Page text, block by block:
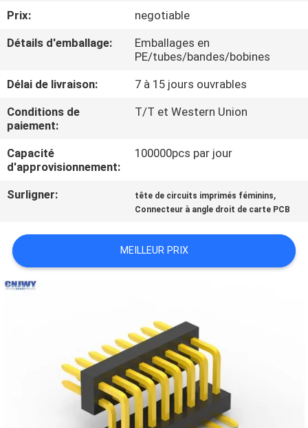
DE
QUALITÉ
CONTACTEZ-
NOUS
DEMANDEZ
CITATION
COMPANY
Prix:
negotiable
Détails d'emballage:
Emballages en
PE/tubes/bandes/bobines
Délai de livraison:
7 à 15 jours ouvrables
Conditions de
paiement:
T/T et Western Union
Capacité
d'approvisionnement:
100000pcs par jour
Surligner: tête de circuits imprimés féminins,
Connecteur à angle droit de carte PCB
MEILLEUR PRIX